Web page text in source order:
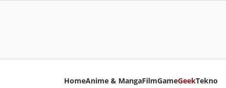
HomeAnime & MangaFilmGameGeekTekno